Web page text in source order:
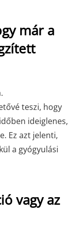
már a
teszi, hogy
ideiglenes,
Ez azt jelenti,
a gyógyulási
vagy az